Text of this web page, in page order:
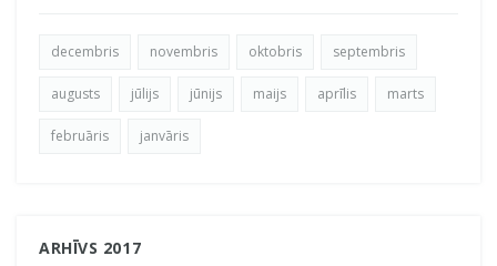
decembris novembris oktobris septembris
augusts jūlijs jūnijs maijs aprīlis marts
februāris janvāris
ARHĪVS 2017